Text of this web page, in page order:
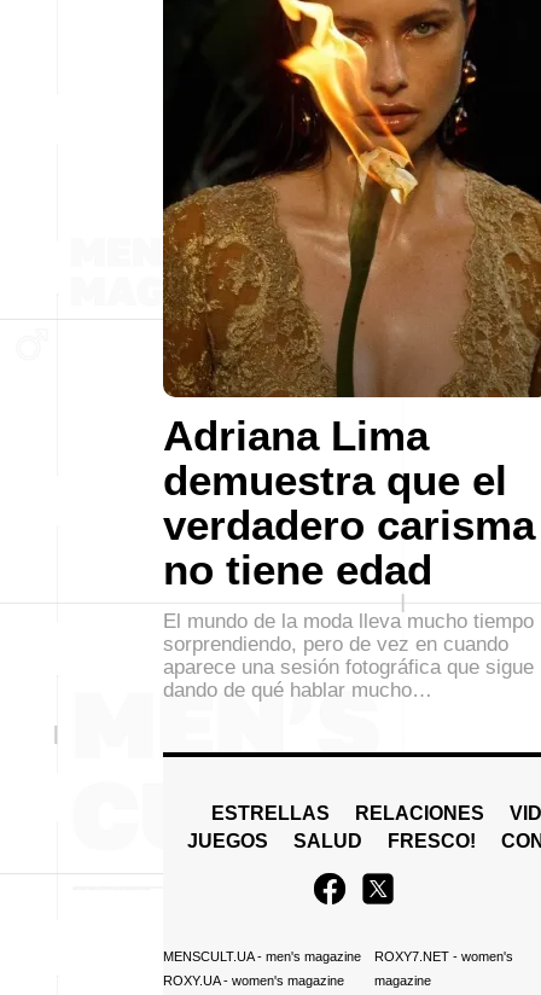
Adriana Lima
demuestra que el
verdadero carisma
no tiene edad
El mundo de la moda lleva mucho tiempo
sorprendiendo, pero de vez en cuando
aparece una sesión fotográfica que sigue
dando de qué hablar mucho…
ESTRELLAS RELACIONES
JUEGOS
SALUD FRESCO!
MENSCULT.UA- men's magazine
ROXY.UA- women's magazine
ROXY7.NET- women's
magazine